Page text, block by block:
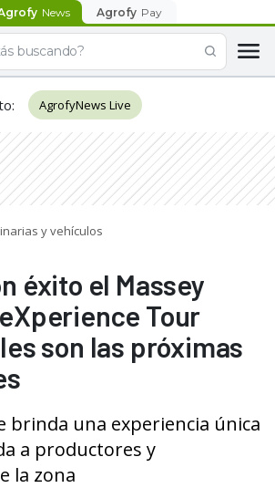
News Agrofy Pay
: AgrofyNews Live
y vehículos
éxito el Massey
Tour
son las próximas
brinda una experiencia única
a productores y
la zona